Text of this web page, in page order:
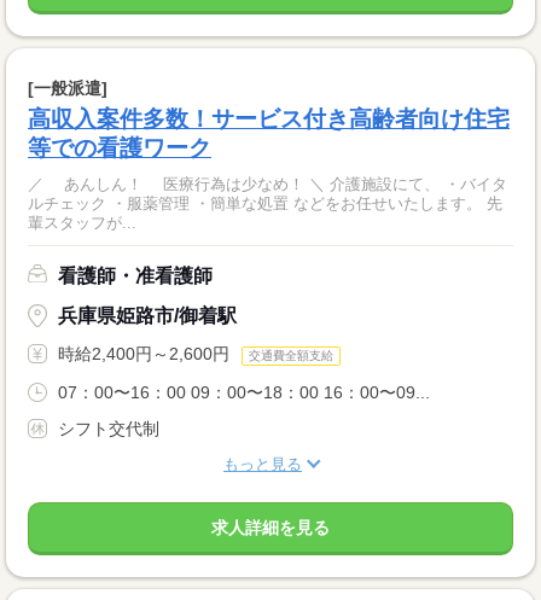
[一般派遣]
高収入案件多数！サービス付き高齢者向け住宅
等での看護ワーク
／ あんしん！ 医療行為は少なめ！ ＼ 介護施設にて、 ・バイタ
ルチェック ・服薬管理 ・簡単な処置 などをお任せいたします。 先
輩スタッフが...
看護師・准看護師
兵庫県姫路市/御着駅
時給2,400円～2,600円 交通費全額支給
07：00〜16：00 09：00〜18：00 16：00〜09...
シフト交代制
もっと見る
求人詳細を見る